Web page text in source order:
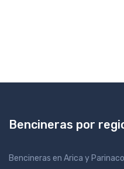
Bencineras por
Bencineras en Arica y